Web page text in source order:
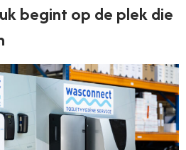
begint op de plek die